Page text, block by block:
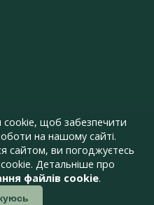
щоб забезпечити
на нашому сайті.
сайтом, ви погоджуєтесь
Детальніше про
файлів cookie.